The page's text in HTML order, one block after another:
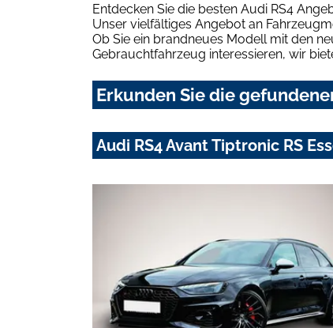
Entdecken Sie die besten Audi RS4
Unser vielfältiges Angebot an
Ob Sie ein brandneues Modell mit den
Gebrauchtfahrzeug interessieren, wir
Erkunden Sie die
Audi RS4 Avant Tiptronic RS